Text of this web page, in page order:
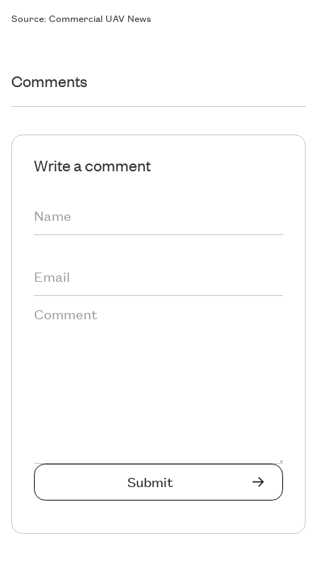
Source: Commercial UAV News
Comments
Write a comment